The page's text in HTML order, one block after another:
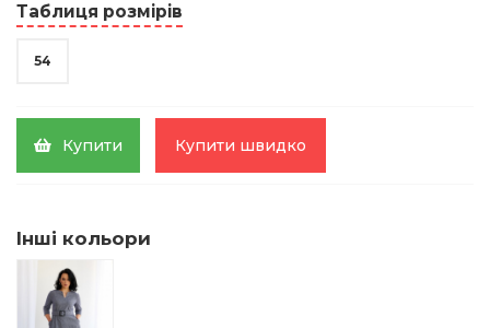
Таблиця розмірів
54
Купити Купити швидко
Інші кольори